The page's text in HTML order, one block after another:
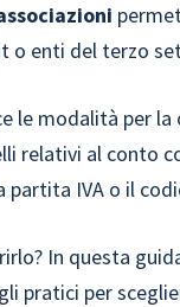
enti del terzo
le modalità per
relativi al conto
partita IVA o il
In questa
pratici per